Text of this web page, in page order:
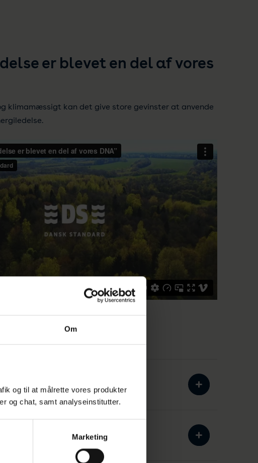
Om
og til at målrette vores produkter
og chat, samt analyseinstitutter.
Marketing
er blevet en del af vores
klimamæssigt kan det give store gevinster at anvende
til rent praktisk?